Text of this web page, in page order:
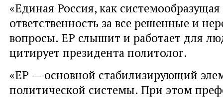
«Единая Россия, как
ответственность за все решенные и
вопросы. ЕР слышит и работает для
цитирует президента политолог.
«ЕР — основной стабилизирующий
политической системы. При этом